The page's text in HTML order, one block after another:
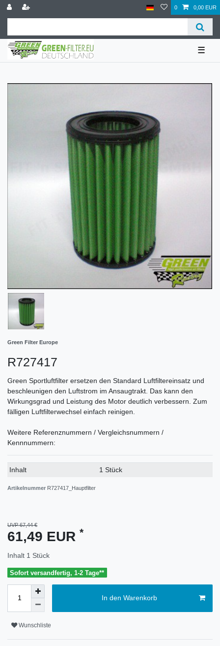
0 0,00 EUR
☰
Green Filter Europe
R727417
Green Sportluftfilter ersetzen den Standard Luftfiltereinsatz und
beschleunigen den Luftstrom im Ansaugtrakt. Das kann den
Wirkungsgrad und Leistung des Motor deutlich verbessern. Zum
fälligen Luftfilterwechsel einfach reinigen.
Weitere Referenznummern / Vergleichsnummern /
Kennnummern:
Technisches
Wert
Inhalt 1 Stück
Artikelnummer R727417_Hauptfilter
UVP 67,44 €
61,49 EUR *
Inhalt 1 Stück
Sofort versandfertig, 1-2 Tage**
In den Warenkorb
Wunschliste